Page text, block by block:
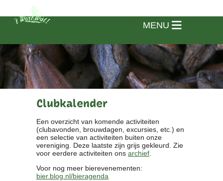
Clubkalender
Een overzicht van komende activiteiten
(clubavonden, brouwdagen, excursies, etc.) en
een selectie van activiteiten buiten onze
vereniging. Deze laatste zijn grijs gekleurd. Zie
voor eerdere activiteiten ons archief
Voor nog meer bierevenementen:
bier.blog.nl/bieragenda
MENU